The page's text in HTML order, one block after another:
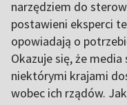
narzędziem do
postawieni eksperci
opowiadają o
Okazuje się, że
niektórymi krajami
wobec ich rządów.